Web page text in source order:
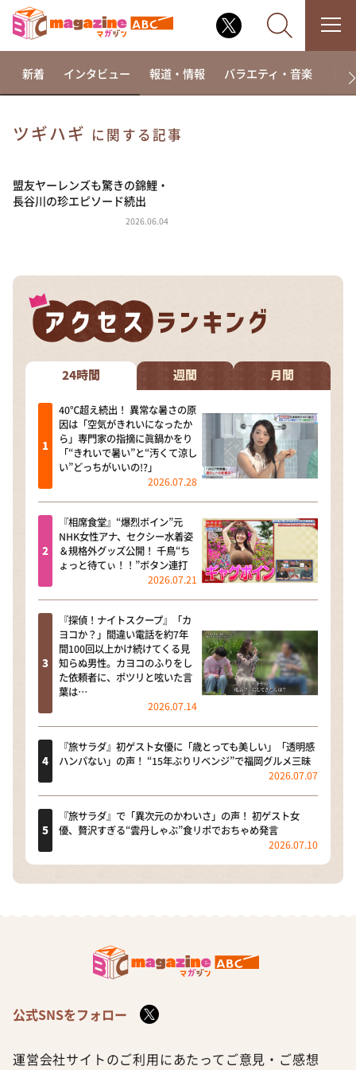
相席食堂
これ余談なんですけど・・・
探偵！ナイトスクープ
news おかえり
河合＆A.B.C-Z塚田×福井アナ「なんでやねん！？」
（news おかえり）
DAIGOも台所 ～きょうの献立 何にする？～
本日はダイアンなり！シーズン２
朝だ！生です旅サラダ
教えて！ニュースライブ 正義のミカタ
ＬＩＦＥ～夢のカタチ～
新婚さんいらっしゃい！
ポツンと一軒家
ザキ山小屋本館
ぺこぱのまるスポ
アナ回覧板
新着 インタビュー 報道・情報 バラエティ・音楽 ド
ツギハギ に関する記事
盟友ヤーレンズも驚きの錦鯉・
長谷川の珍エピソード続出
2026.06.04
24時間 週間 月間
40℃超え続出！ 異常な暑さの原
因は「空気がきれいになったか
ら」専門家の指摘に眞鍋かをり
「“きれいで暑い”と“汚くて涼し
い”どっちがいいの!?」
2026.07.28
『相席食堂』“爆烈ボイン”元
NHK女性アナ、セクシー水着姿
＆規格外グッズ公開！ 千鳥“ち
ょっと待てぃ！！”ボタン連打
2026.07.21
『探偵！ナイトスクープ』「カ
ヨコか？」間違い電話を約7年
間100回以上かけ続けてくる見
知らぬ男性。カヨコのふりをし
た依頼者に、ポツリと呟いた言
葉は…
2026.07.14
『旅サラダ』初ゲスト女優に「歳とっても美しい」「透明感
ハンパない」の声！ “15年ぶりリベンジ”で福岡グルメ三昧
2026.07.07
『旅サラダ』で「異次元のかわいさ」の声！ 初ゲスト女
優、贅沢すぎる“雲丹しゃぶ”食リポでおちゃめ発言
2026.07.10
公式SNSをフォロー
運営会社サイトのご利用にあたって ご意見・ご感想